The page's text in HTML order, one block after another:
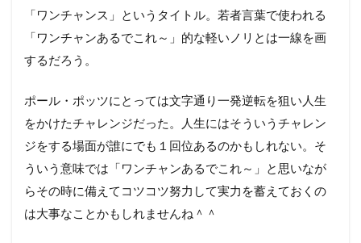
「ワンチャンス」というタイトル。若者言葉で使われる
「ワンチャンあるでこれ～」的な軽いノリとは一線を画
するだろう。
ポール・ポッツにとっては文字通り一発逆転を狙い人生
をかけたチャレンジだった。人生にはそういうチャレン
ジをする場面が誰にでも１回位あるのかもしれない。そ
ういう意味では「ワンチャンあるでこれ～」と思いなが
らその時に備えてコツコツ努力して実力を蓄えておくの
は大事なことかもしれませんね＾＾